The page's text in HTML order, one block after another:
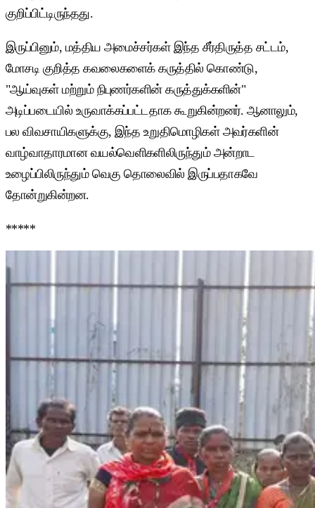
குறிப்பிட்டிருந்தது.
இருப்பினும், மத்திய அமைச்சர்கள் இந்த சீர்திருத்த சட்டம்,
மோசடி குறித்த கவலைகளைக் கருத்தில் கொண்டு,
"ஆய்வுகள் மற்றும் நிபுணர்களின் கருத்துக்களின்"
அடிப்படையில் உருவாக்கப்பட்டதாக கூறுகின்றனர். ஆனாலும்,
பல விவசாயிகளுக்கு, இந்த உறுதிமொழிகள் அவர்களின்
வாழ்வாதாரமான வயல்வெளிகளிலிருந்தும் அன்றாட
உழைப்பிலிருந்தும் வெகு தொலைவில் இருப்பதாகவே
தோன்றுகின்றன.
*****